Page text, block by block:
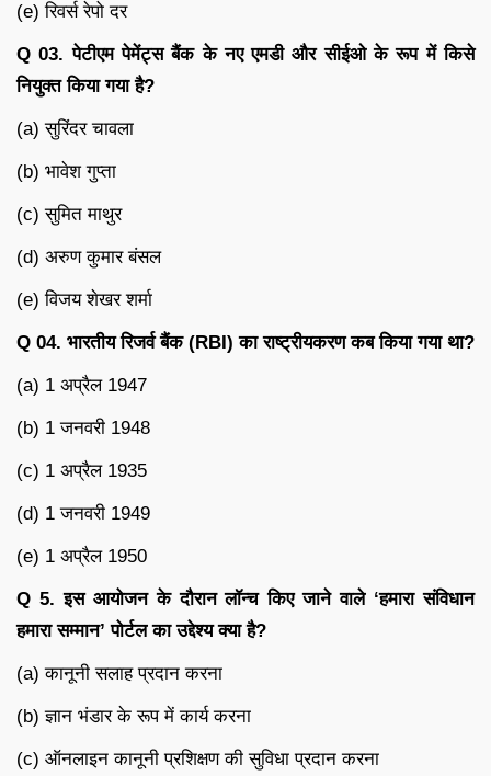
(e) रिवर्स रेपो दर
Q 03. पेटीएम पेमेंट्स बैंक के नए एमडी और सीईओ के रूप में किसे
नियुक्त किया गया है?
(a) सुरिंदर चावला
(b) भावेश गुप्ता
(c) सुमित माथुर
(d) अरुण कुमार बंसल
(e) विजय शेखर शर्मा
Q 04. भारतीय रिजर्व बैंक (RBI) का राष्ट्रीयकरण कब किया गया था?
(a) 1 अप्रैल 1947
(b) 1 जनवरी 1948
(c) 1 अप्रैल 1935
(d) 1 जनवरी 1949
(e) 1 अप्रैल 1950
Q 5. इस आयोजन के दौरान लॉन्च किए जाने वाले ‘हमारा संविधान
हमारा सम्मान’ पोर्टल का उद्देश्य क्या है?
(a) कानूनी सलाह प्रदान करना
(b) ज्ञान भंडार के रूप में कार्य करना
(c) ऑनलाइन कानूनी प्रशिक्षण की सुविधा प्रदान करना